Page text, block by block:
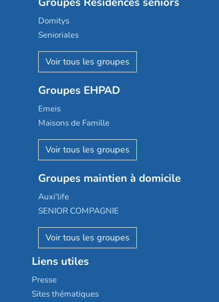
Domitys
Senioriales
Nohée
Les Résidentiels
Mobicap
Domusvi
Happy Senior
Aquarelia
Nexity edenea
Les jardins d'Arcadie
Occitalia
Appartseniors
Reseda
Stella management
Les villages d'or
Sérénys
Résidences services Villa Médicis
Groupes EHPAD
Emeis
Maisons de Famille
Korian
Emera
Groupe SOS
Le Noble Âge
Almage
Résidalya
Groupe aplus
Groupes maintien à domicile
Auxi'life
SENIOR COMPAGNIE
AGE D'OR Services
Liens utiles
Presse
Sites thématiques